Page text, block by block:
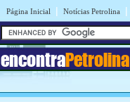
Página Inicial | Notícias Petrolina |
encontraPetrolina